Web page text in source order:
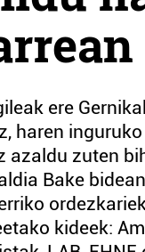
ere
haren
azaldu zuten
Bake
kideek: